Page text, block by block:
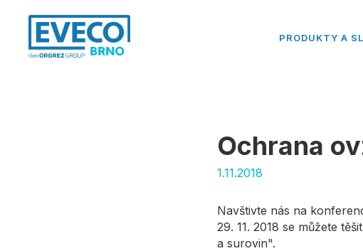
PRODUKTY A
Ochrana
1.11.2018
Navštivte nás na
29. 11. 2018 se můžete
a surovin".